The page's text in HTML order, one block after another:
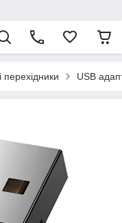
перехідники USB